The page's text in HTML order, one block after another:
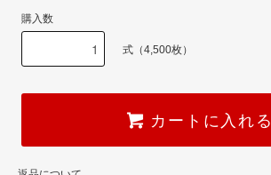
購入数
式（4,500枚）
カートに入れる